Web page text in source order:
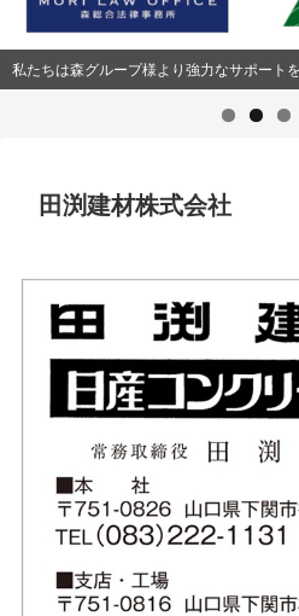
私たちは森グループ様より強力なサポート
田渕建材株式会社